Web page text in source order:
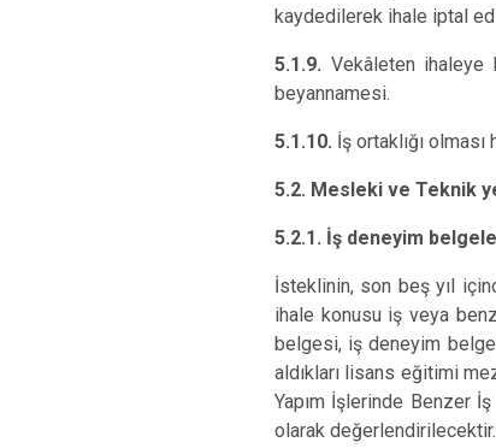
kaydedilerek ihale iptal
5.1.9. Vekâleten ihaleye
beyannamesi.
5.1.10. İş ortaklığı
5.2. Mesleki ve Teknik
5.2.1. İş deneyim
İsteklinin, son beş yıl
ihale konusu iş veya
belgesi, iş deneyim
aldıkları lisans eğitimi
Yapım İşlerinde Benzer
olarak değerlendirilecektir.